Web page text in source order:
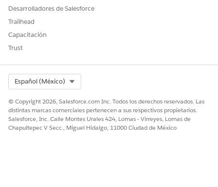
CONSULTE TAMBIÉN:
Conectar con datos fuera de Salesforce
Cargar un archivo CSV para crear un conjunto de datos
¿RESOLVIÓ ESTE ARTÍCULO SU PROBLEMA?
¡Háganos saber cómo podemos mejorar!
Sí No
Desarrolladores de Salesforce
Trailhead
Capacitación
Trust
Español (México)
© Copyright 2026, Salesforce.com Inc. Todos los derechos reservados. Las
distintas marcas comerciales pertenecen a sus respectivos propietarios.
Salesforce, Inc. Calle Montes Urales 424, Lomas - Virreyes, Lomas de
Chapultepec V Secc., Miguel Hidalgo, 11000 Ciudad de México